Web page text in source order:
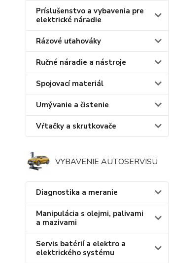
Príslušenstvo a vybavenia pre
elektrické náradie
Rázové uťahováky
Ručné náradie a nástroje
Spojovací materiál
Umývanie a čistenie
Vŕtačky a skrutkovače
VYBAVENIE AUTOSERVISU
Diagnostika a meranie
Manipulácia s olejmi, palivami
a mazivami
Servis batérií a elektro a
elektrického systému